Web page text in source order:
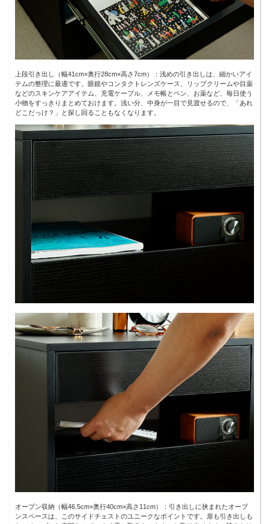
上段引き出し（幅41cm×奥行28cm×高さ7cm）：浅めの引き出しは、細かいアイ
テムの整理に最適です。眼鏡やコンタクトレンズケース、リップクリームや目薬
などのスキンケアアイテム、充電ケーブル、メモ帳とペン、お薬など、毎日使う
小物をすっきりまとめておけます。浅い分、中身が一目で見渡せるので、「あれ
どこだっけ？」と探し回ることもなくなります。
オープン収納（幅46.5cm×奥行40cm×高さ11cm）：引き出しに挟まれたオープ
ンスペースは、このサイドチェストのユニークなポイントです。扉も引き出しも